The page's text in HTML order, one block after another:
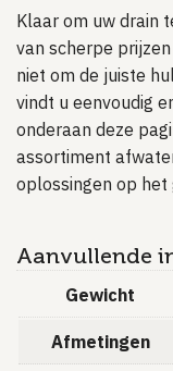
Klaar om uw drain
van scherpe
niet om de juiste
vindt u eenvoudig
onderaan deze
assortiment
oplossingen op het
Aanvullende
Gewicht
Afmetingen